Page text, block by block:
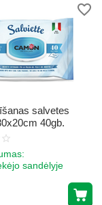
salvetes
40gb.
sandėlyje